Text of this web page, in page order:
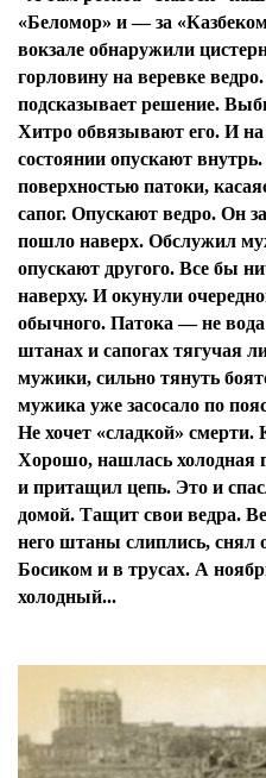
«Беломор» и — за
вокзале обнаружили
горловину на веревке
подсказывает решение.
Хитро обвязывают его. И на
состоянии опускают
поверхностью патоки,
сапог. Опускают ведро. Он
пошло наверх. Обслужил
опускают другого. Все бы
наверху. И окунули
обычного. Патока — не
штанах и сапогах тягучая
мужики, сильно тянуть
мужика уже засосало по
Не хочет «сладкой» смерти.
Хорошо, нашлась холодная
и притащил цепь. Это и
домой. Тащит свои ведра.
него штаны слиплись,
Босиком и в трусах. А
холодный...